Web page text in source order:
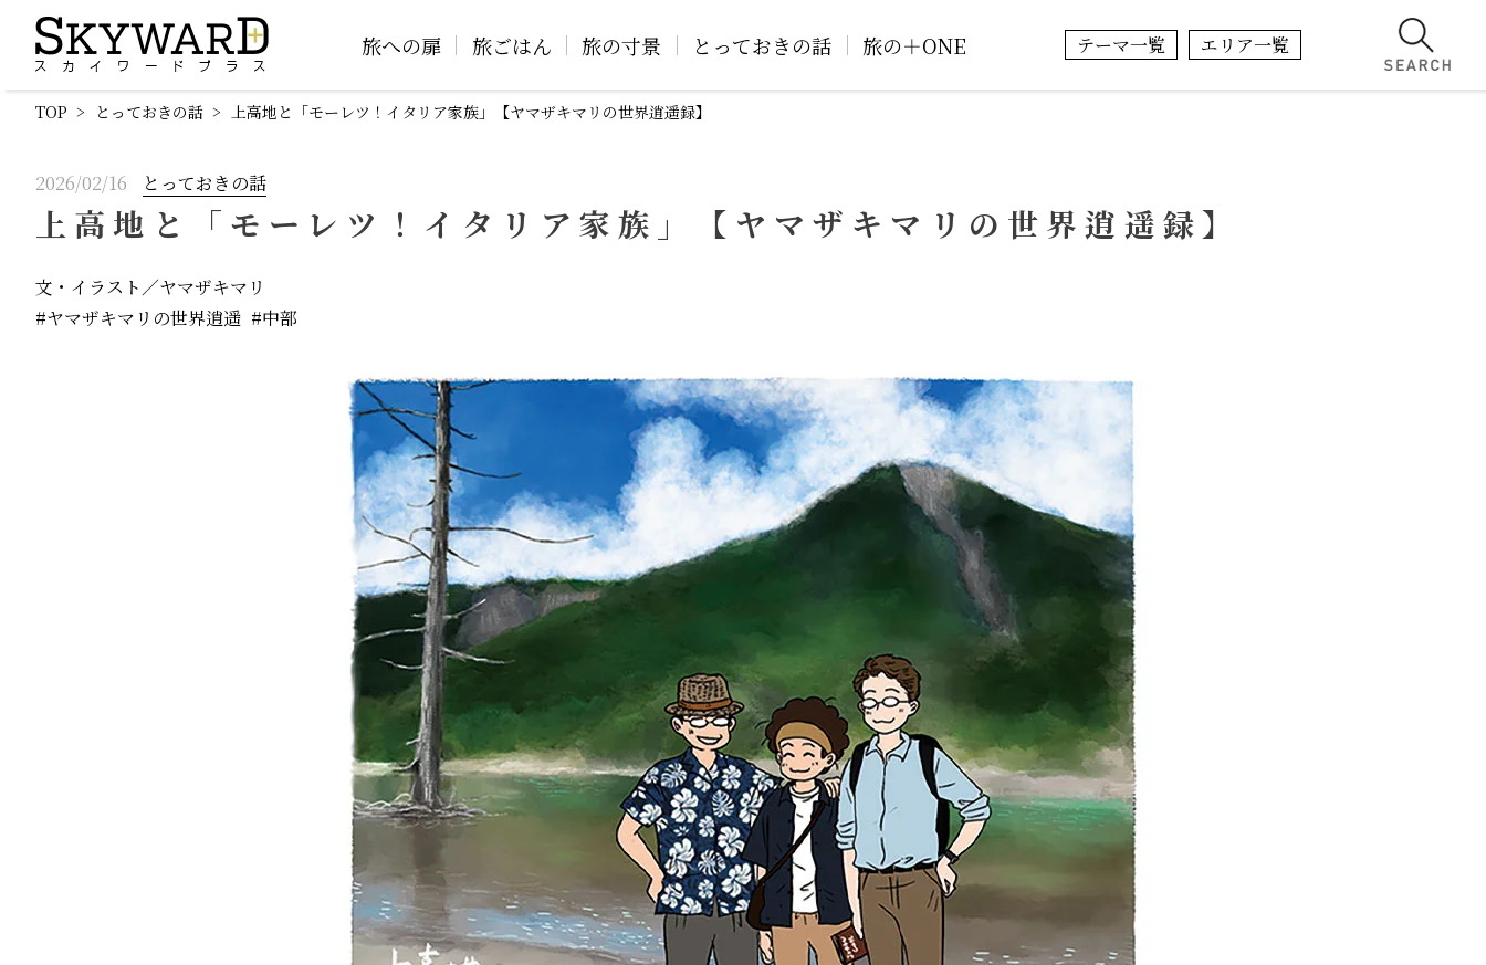
旅への扉 旅ごはん 旅の寸景 とっておきの話 旅の＋ONE テーマ一覧 エリア一覧
TOP とっておきの話 上高地と「モーレツ！イタリア家族」【ヤマザキマリの世界逍遥録】
2026/02/16 とっておきの話
上高地と「モーレツ！イタリア家族」【ヤマザキマリの世界逍遥録】
文・イラスト／ヤマザキマリ
ヤマザキマリの世界逍遥
中部